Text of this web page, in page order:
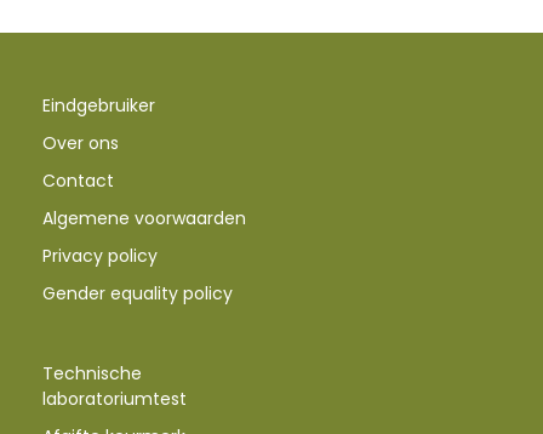
Eindgebruiker
Over ons
Contact
Algemene voorwaarden
Privacy policy
Gender equality policy
Technische
laboratoriumtest